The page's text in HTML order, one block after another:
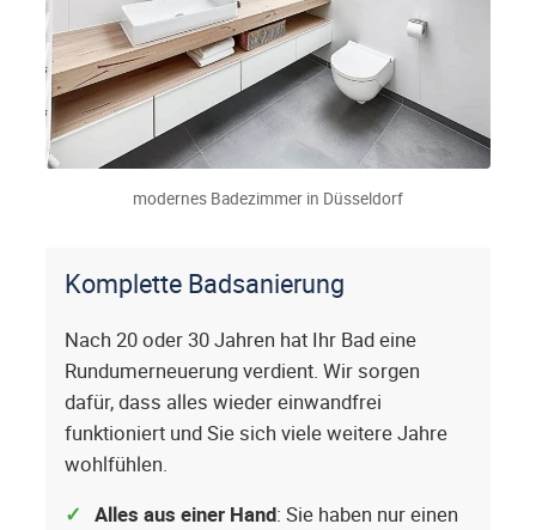
modernes Badezimmer in Düsseldorf
Komplette Badsanierung
Nach 20 oder 30 Jahren hat Ihr Bad eine
Rundumerneuerung verdient. Wir sorgen
dafür, dass alles wieder einwandfrei
funktioniert und Sie sich viele weitere Jahre
wohlfühlen.
Alles aus einer Hand: Sie haben nur einen